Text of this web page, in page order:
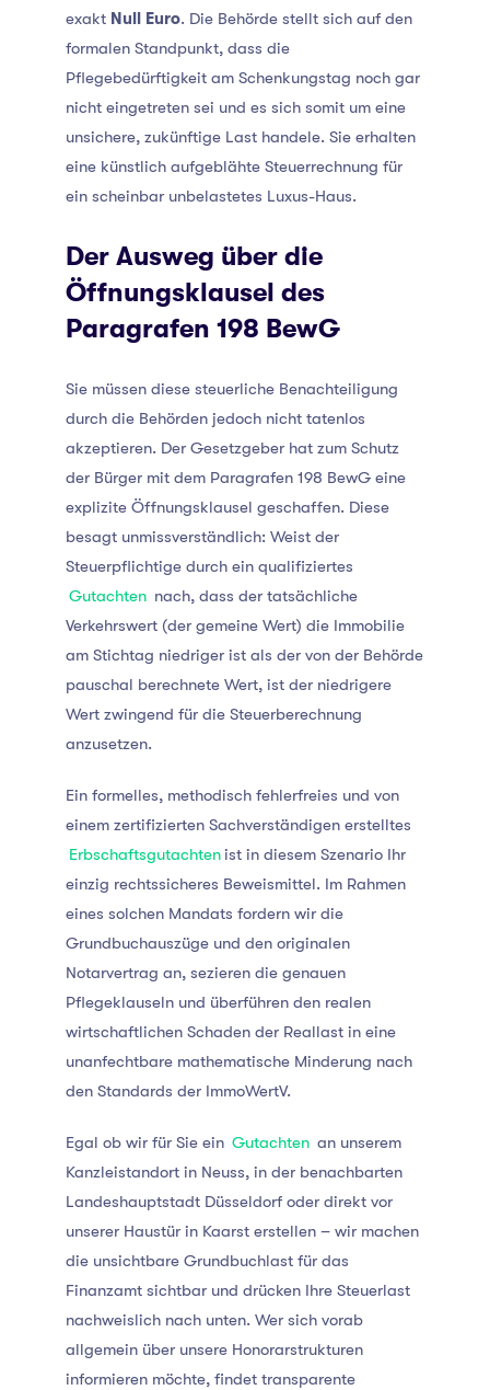
exakt Null Euro. Die Behörde stellt sich auf den
formalen Standpunkt, dass die
Pflegebedürftigkeit am Schenkungstag noch gar
nicht eingetreten sei und es sich somit um eine
unsichere, zukünftige Last handele. Sie erhalten
eine künstlich aufgeblähte Steuerrechnung für
ein scheinbar unbelastetes Luxus-Haus.
Der Ausweg über die
Öffnungsklausel des
Paragrafen 198 BewG
Sie müssen diese steuerliche Benachteiligung
durch die Behörden jedoch nicht tatenlos
akzeptieren. Der Gesetzgeber hat zum Schutz
der Bürger mit dem Paragrafen 198 BewG eine
explizite Öffnungsklausel geschaffen. Diese
besagt unmissverständlich: Weist der
Steuerpflichtige durch ein qualifiziertes
Gutachten nach, dass der tatsächliche
Verkehrswert (der gemeine Wert) die Immobilie
am Stichtag niedriger ist als der von der Behörde
pauschal berechnete Wert, ist der niedrigere
Wert zwingend für die Steuerberechnung
anzusetzen.
Ein formelles, methodisch fehlerfreies und von
einem zertifizierten Sachverständigen erstelltes
Erbschaftsgutachtenist in diesem Szenario Ihr
einzig rechtssicheres Beweismittel. Im Rahmen
eines solchen Mandats fordern wir die
Grundbuchauszüge und den originalen
Notarvertrag an, sezieren die genauen
Pflegeklauseln und überführen den realen
wirtschaftlichen Schaden der Reallast in eine
unanfechtbare mathematische Minderung nach
den Standards der ImmoWertV.
Egal ob wir für Sie ein Gutachten an unserem
Kanzleistandort in Neuss, in der benachbarten
Landeshauptstadt Düsseldorf oder direkt vor
unserer Haustür in Kaarst erstellen – wir machen
die unsichtbare Grundbuchlast für das
Finanzamt sichtbar und drücken Ihre Steuerlast
nachweislich nach unten. Wer sich vorab
allgemein über unsere Honorarstrukturen
informieren möchte, findet transparente